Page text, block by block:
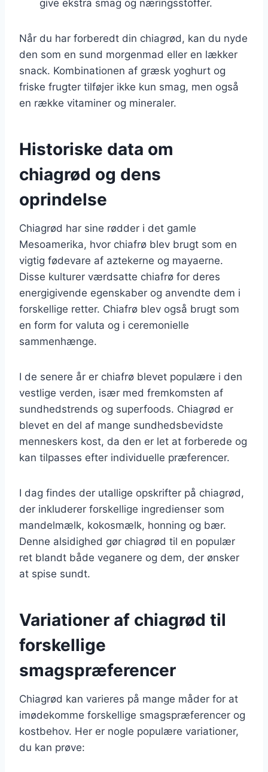
give ekstra smag og næringsstoffer.
Når du har forberedt din chiagrød, kan du nyde
den som en sund morgenmad eller en lækker
snack. Kombinationen af græsk yoghurt og
friske frugter tilføjer ikke kun smag, men også
en række vitaminer og mineraler.
Historiske data om
chiagrød og dens
oprindelse
Chiagrød har sine rødder i det gamle
Mesoamerika, hvor chiafrø blev brugt som en
vigtig fødevare af aztekerne og mayaerne.
Disse kulturer værdsatte chiafrø for deres
energigivende egenskaber og anvendte dem i
forskellige retter. Chiafrø blev også brugt som
en form for valuta og i ceremonielle
sammenhænge.
I de senere år er chiafrø blevet populære i den
vestlige verden, især med fremkomsten af
sundhedstrends og superfoods. Chiagrød er
blevet en del af mange sundhedsbevidste
menneskers kost, da den er let at forberede og
kan tilpasses efter individuelle præferencer.
I dag findes der utallige opskrifter på chiagrød,
der inkluderer forskellige ingredienser som
mandelmælk, kokosmælk, honning og bær.
Denne alsidighed gør chiagrød til en populær
ret blandt både veganere og dem, der ønsker
at spise sundt.
Variationer af chiagrød til
forskellige
smagspræferencer
Chiagrød kan varieres på mange måder for at
imødekomme forskellige smagspræferencer og
kostbehov. Her er nogle populære variationer,
du kan prøve: